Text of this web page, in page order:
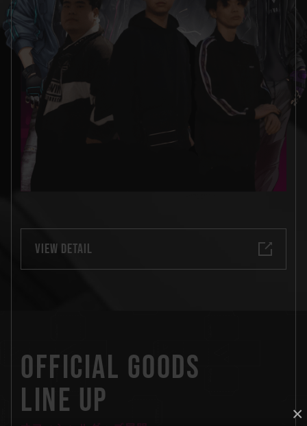
×
VIEW DETAIL
OFFICIAL GOODS
LINE UP